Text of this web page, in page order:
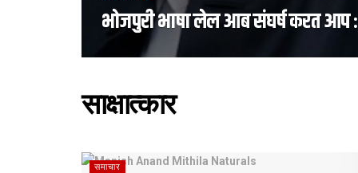
भोजपुरी भाषा लेल आब संघर्ष करत आप
साक्षात्‍कार
समाचार